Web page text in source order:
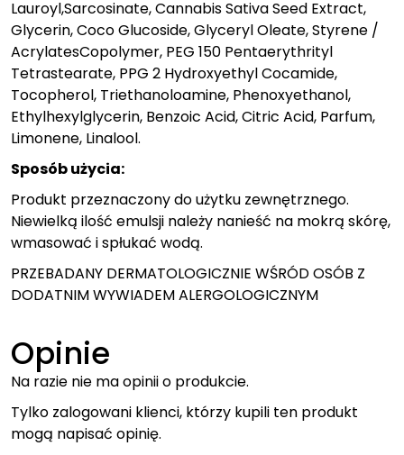
Lauroyl,Sarcosinate, Cannabis Sativa Seed Extract,
Glycerin, Coco Glucoside, Glyceryl Oleate, Styrene /
AcrylatesCopolymer, PEG 150 Pentaerythrityl
Tetrastearate, PPG 2 Hydroxyethyl Cocamide,
Tocopherol, Triethanoloamine, Phenoxyethanol,
Ethylhexylglycerin, Benzoic Acid, Citric Acid, Parfum,
Limonene, Linalool.
Sposób użycia:
Produkt przeznaczony do użytku zewnętrznego.
Niewielką ilość emulsji należy nanieść na mokrą skórę,
wmasować i spłukać wodą.
PRZEBADANY DERMATOLOGICZNIE WŚRÓD OSÓB Z
DODATNIM WYWIADEM ALERGOLOGICZNYM
Opinie
Na razie nie ma opinii o produkcie.
Tylko zalogowani klienci, którzy kupili ten produkt
mogą napisać opinię.